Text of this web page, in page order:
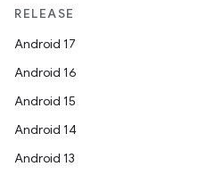
RELEASE
Android 17
Android 16
Android 15
Android 14
Android 13